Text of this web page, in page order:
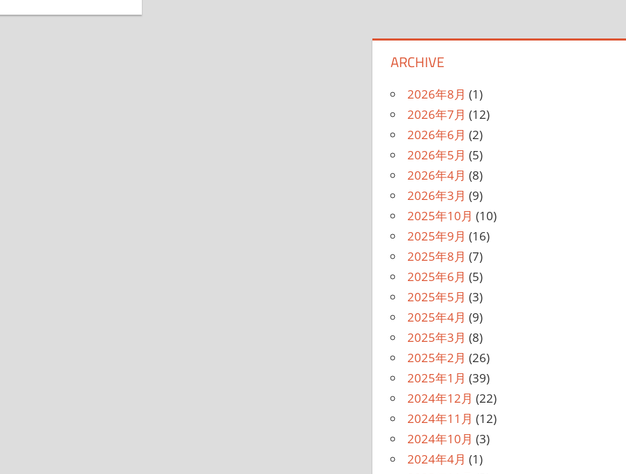
ARCHIVE
2026年8月 (1)
2026年7月 (12)
2026年6月 (2)
2026年5月 (5)
2026年4月 (8)
2026年3月 (9)
2025年10月 (10)
2025年9月 (16)
2025年8月 (7)
2025年6月 (5)
2025年5月 (3)
2025年4月 (9)
2025年3月 (8)
2025年2月 (26)
2025年1月 (39)
2024年12月 (22)
2024年11月 (12)
2024年10月 (3)
2024年4月 (1)